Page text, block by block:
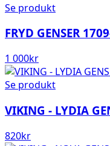
Se produkt
FRYD GENSER
1 000kr
Se produkt
VIKING - LYDIA
820kr